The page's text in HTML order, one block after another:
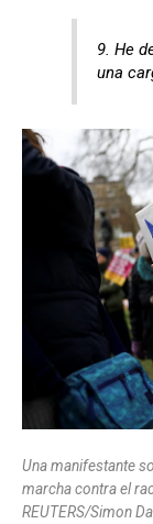
9. He
una
Una manifestante
marcha contra el
REUTERS/Simon